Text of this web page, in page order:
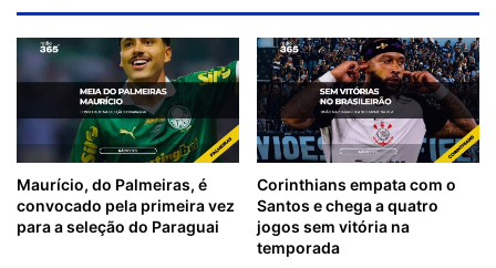
Maurício, do Palmeiras, é
convocado pela primeira vez
para a seleção do Paraguai
Corinthians empata com o
Santos e chega a quatro
jogos sem vitória na
temporada